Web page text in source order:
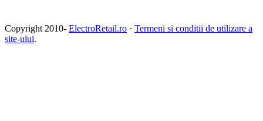
Copyright 2010- ElectroRetail.ro · Termeni si conditii de utilizare a
site-ului.